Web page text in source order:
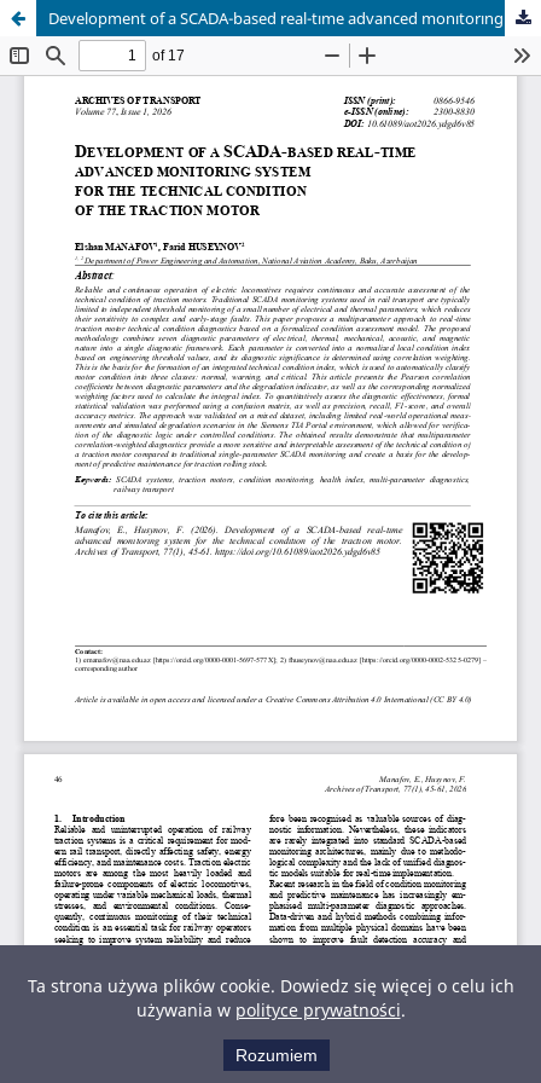
Development of a SCADA-based real-tıme advanced monıtorıng system for the technıcal condıtıon of the tractıon motor
Ta strona używa plików cookie. Dowiedz się więcej o celu ich
używania w polityce prywatności.
Rozumiem